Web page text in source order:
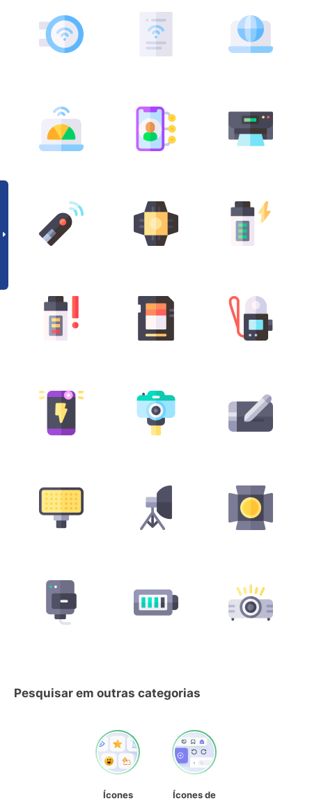
Pesquisar em outras categorias
Ícones
Ícones de